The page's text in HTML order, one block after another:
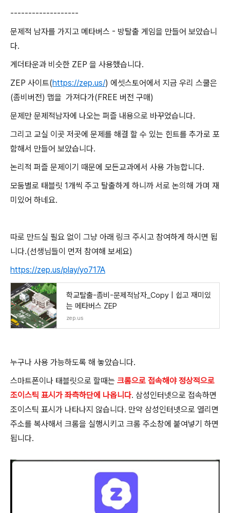
-------------------
문제적 남자를 가지고 메타버스 - 방탈출 게임을 만들어 보았습니
다.
게더타운과 비슷한 ZEP 을 사용했습니다.
ZEP 사이트(https://zep.us/) 에셋스토어에서 지금 우리 스쿨은
(좀비버전) 맵을 가져다가(FREE 버전 구매)
문제만 문제적남자에 나오는 퍼즐 내용으로 바꾸었습니다.
그리고 교실 이곳 저곳에 문제를 해결 할 수 있는 힌트를 추가로 포
함해서 만들어 보았습니다.
논리적 퍼즐 문제이기 때문에 모든교과에서 사용 가능합니다.
모둠별로 태블릿 1개씩 주고 탈출하게 하니까 서로 논의해 가며 재
미있어 하네요.
따로 만드실 필요 없이 그냥 아래 링크 주시고 참여하게 하시면 됩
니다.(선생님들이 먼저 참여해 보세요)
https://zep.us/play/yo717A
학교탈출-좀비-문제적남자_Copy | 쉽고 재미있
는 메타버스 ZEP
zep.us
누구나 사용 가능하도록 해 놓았습니다.
스마트폰이나 태블릿으로 할때는 크롬으로 접속해야 정상적으로
조이스틱 표시가 좌측하단에 나옵니다. 삼성인터넷으로 접속하면
조이스틱 표시가 나타나지 않습니다. 만약 삼성인터넷으로 열리면
주소를 복사해서 크롬을 실행시키고 크롬 주소창에 붙여넣기 하면
됩니다.